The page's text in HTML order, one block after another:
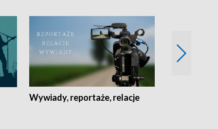
Wywiady, reportaże, relacje